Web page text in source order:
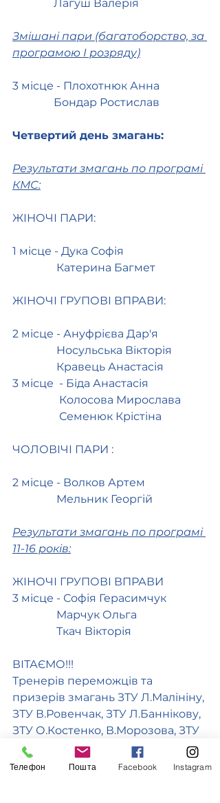
               Лагуш Валерія
Змішані пари (багатоборство, за
програмою I розряду)
3 місце - Плохотнюк Анна
               Бондар Ростислав
Четвертий день змагань:
Результати змагань по програмі
КМС:
ЖІНОЧІ ПАРИ:
1 місце - Дука Софія
                Катерина Багмет
ЖІНОЧІ ГРУПОВІ ВПРАВИ:
2 місце - Ануфрієва Дар'я
                Носульська Вікторія
                Кравець Анастасія
3 місце  - Біда Анастасія
                 Колосова Мирослава
                 Семенюк Крістіна
ЧОЛОВІЧІ ПАРИ :
2 місце - Волков Артем
                Мельник Георгій
Результати змагань по програмі
11-16 років:
ЖІНОЧІ ГРУПОВІ ВПРАВИ
3 місце - Софія Герасимчук
                Марчук Ольга
                Ткач Вікторія
ВІТАЄМО!!!
Тренерів переможців та
призерів змагань ЗТУ Л.Малініну,
ЗТУ В.Ровенчак, ЗТУ Л.Баннікову,
ЗТУ О.Костенко, В.Морозова, ЗТУ
Г.Ковальчук, Л.Совик, А.Луценко,
Г. Сташко.
Телефон Пошта Facebook Instagram